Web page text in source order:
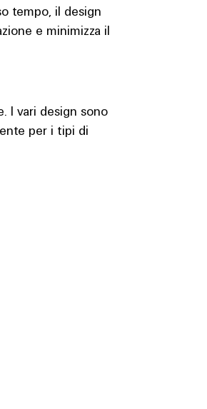
tempo, il design
e minimizza il
I vari design sono
per i tipi di